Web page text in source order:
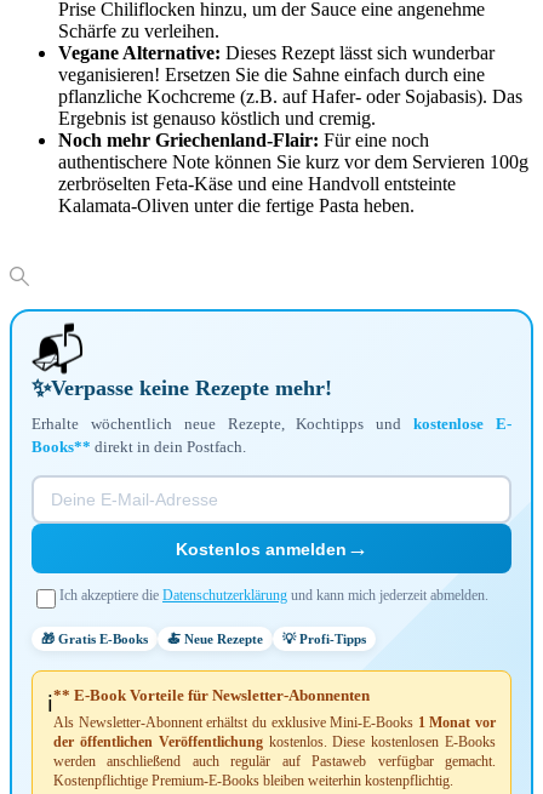
Prise Chiliflocken hinzu, um der Sauce eine angenehme
Schärfe zu verleihen.
Vegane Alternative: Dieses Rezept lässt sich wunderbar
veganisieren! Ersetzen Sie die Sahne einfach durch eine
pflanzliche Kochcreme (z.B. auf Hafer- oder Sojabasis). Das
Ergebnis ist genauso köstlich und cremig.
Noch mehr Griechenland-Flair: Für eine noch
authentischere Note können Sie kurz vor dem Servieren 100g
zerbröselten Feta-Käse und eine Handvoll entsteinte
Kalamata-Oliven unter die fertige Pasta heben.
📬
✨Verpasse keine Rezepte mehr!
Erhalte wöchentlich neue Rezepte, Kochtipps undkostenlose E-
Books** direkt in dein Postfach.
Kostenlos anmelden →
Ich akzeptiere die Datenschutzerklärung und kann mich jederzeit abmelden.
🎁 Gratis E-Books 🍝 Neue Rezepte 💡 Profi-Tipps
ℹ️** E-Book Vorteile für Newsletter-Abonnenten
Als Newsletter-Abonnent erhältst du exklusive Mini-E-Books 1 Monat vor
der öffentlichen Veröffentlichungkostenlos. Diese kostenlosen E-Books
werden anschließend auch regulär auf Pastaweb verfügbar gemacht.
Kostenpflichtige Premium-E-Books bleiben weiterhin kostenpflichtig.